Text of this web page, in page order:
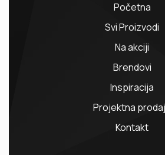
Početna
Svi Proizvodi
Na akciji
Brendovi
Inspiracija
Projektna
Kontakt